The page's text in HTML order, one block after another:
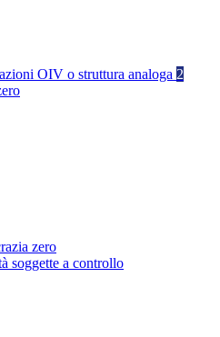
OIV o struttura analoga 2
zero
soggette a controllo